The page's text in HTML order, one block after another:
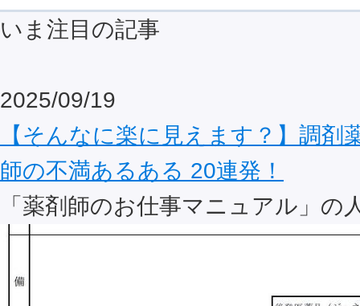
いま注目の記事
2025/09/19
【そんなに楽に見えます？】調剤
師の不満あるある 20連発！
「薬剤師のお仕事マニュアル」の